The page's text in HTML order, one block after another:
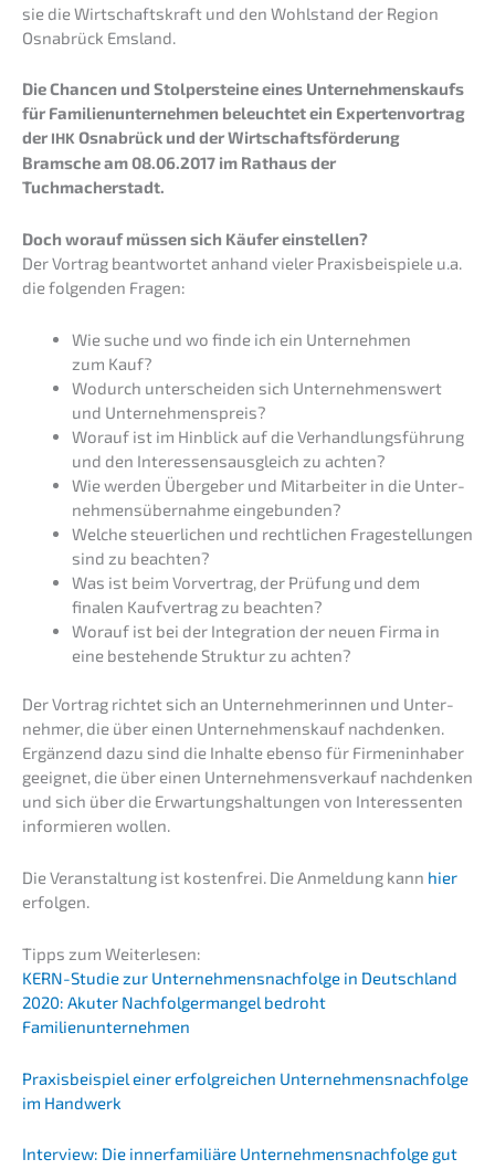
sie die Wirtschafts­kraft und den Wohlstand der Region
Osnabrück Emsland.
Die Chancen und Stolper­stei­ne eines Unter­neh­mens­kaufs
für Famili­en­un­ter­neh­men beleuch­tet ein Exper­ten­vor­trag
der IHKOsnabrück und der Wirtschafts­för­de­rung
Bramsche am 08.06.2017 im Rathaus der
Tuchmacherstadt.
Doch worauf müssen sich Käufer einstellen?
Der Vortrag beant­wor­tet anhand vieler Praxis­bei­spie­le u.a.
die folgen­den Fragen:
Wie suche und wo finde ich ein Unter­neh­men
zum Kauf?
Wodurch unter­schei­den sich Unter­neh­mens­wert
und Unternehmenspreis?
Worauf ist im Hinblick auf die Verhand­lungs­füh­rung
und den Inter­es­sens­aus­gleich zu achten?
Wie werden Überge­ber und Mitar­bei­ter in die Unter­
neh­mens­über­nah­me eingebunden?
Welche steuer­li­chen und recht­li­chen Frage­stel­lun­gen
sind zu beachten?
Was ist beim Vorver­trag, der Prüfung und dem
finalen Kaufver­trag zu beachten?
Worauf ist bei der Integra­ti­on der neuen Firma in
eine bestehen­de Struk­tur zu achten?
Der Vortrag richtet sich an Unter­neh­me­rin­nen und Unter­
neh­mer, die über einen Unter­nehmens­kauf nachden­ken.
Ergän­zend dazu sind die Inhal­te ebenso für Firmen­in­ha­ber
geeig­net, die über einen Unter­nehmens­verkauf nachden­ken
und sich über die Erwar­tungs­hal­tun­gen von Inter­es­sen­ten
infor­mie­ren wollen.
Die Veran­stal­tung ist kosten­frei. Die Anmel­dung kann hier
erfolgen.
Tipps zum Weiterlesen:
KERN-Studie zur Unternehmens­nachfolge in Deutsch­land
2020: Akuter Nachfol­ger­man­gel bedroht
Familienunternehmen
Praxis­bei­spiel einer erfolg­rei­chen Unternehmens­nachfolge
im Handwerk
Inter­view: Die inner­fa­mi­liä­re Unternehmens­nachfolge gut